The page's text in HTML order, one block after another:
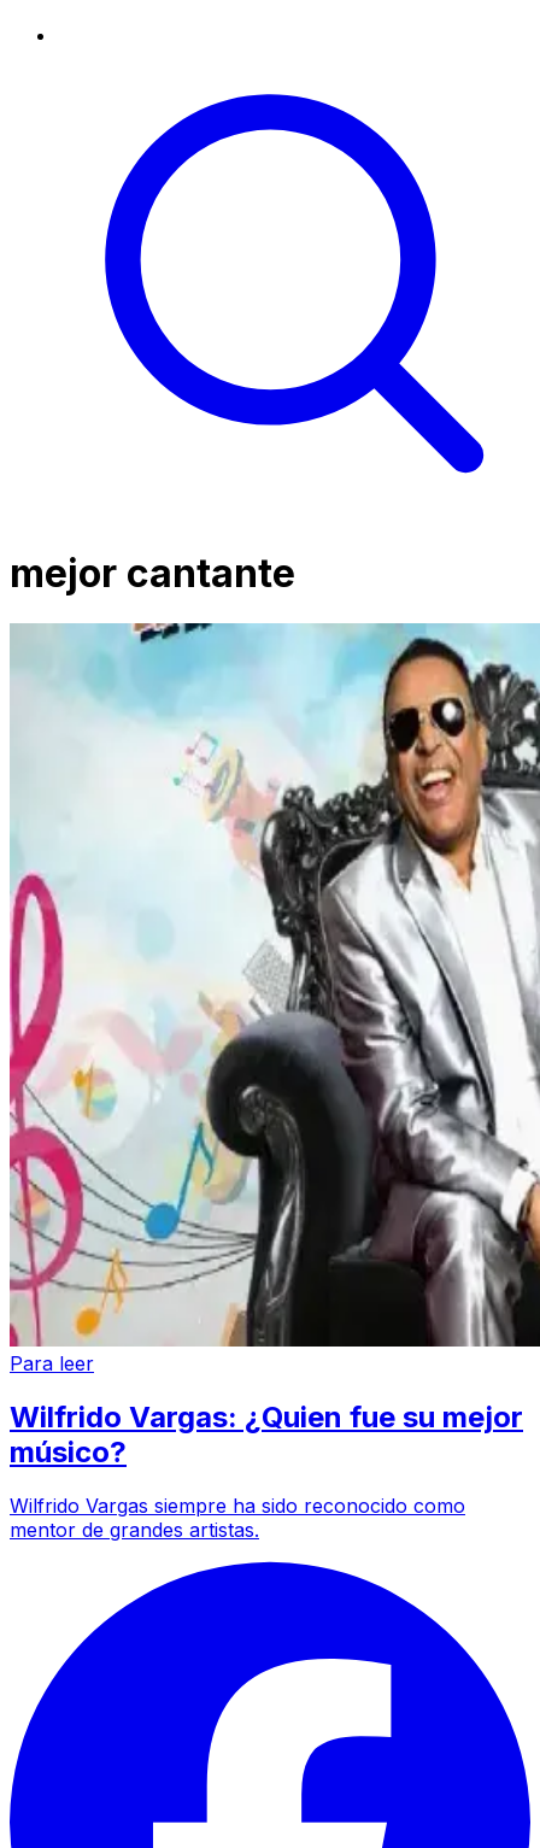
mejor cantante
Para leer
Wilfrido Vargas: ¿Quien fue su mejor
músico?
Wilfrido Vargas siempre ha sido reconocido como
mentor de grandes artistas.